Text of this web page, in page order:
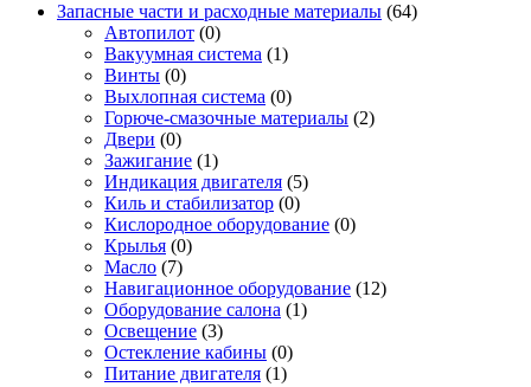
Запасные части и расходные материалы (64)
Автопилот (0)
Вакуумная система (1)
Винты (0)
Выхлопная система (0)
Горюче-смазочные материалы (2)
Двери (0)
Зажигание (1)
Индикация двигателя (5)
Киль и стабилизатор (0)
Кислородное оборудование (0)
Крылья (0)
Масло (7)
Навигационное оборудование (12)
Оборудование салона (1)
Освещение (3)
Остекление кабины (0)
Питание двигателя (1)